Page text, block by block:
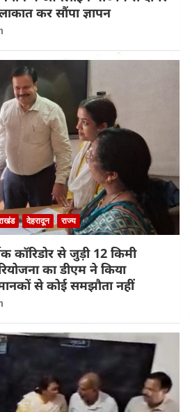
कर सौंपा ज्ञापन
देहरादून राज्य
कॉरिडोर से जुड़ी 12 किमी
का डीएम ने किया
मानकों से कोई समझौता नहीं